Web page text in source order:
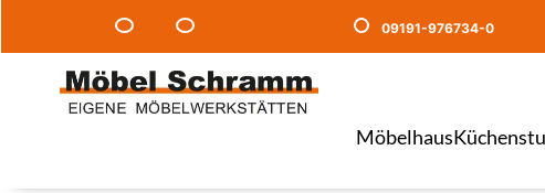
09191-976734-0
Möbelhaus